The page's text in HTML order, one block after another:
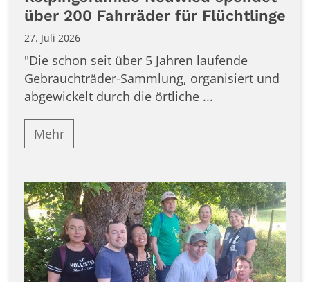
über 200 Fahrräder für Flüchtlinge
27. Juli 2026
"Die schon seit über 5 Jahren laufende
Gebrauchträder-Sammlung, organisiert und
abgewickelt durch die örtliche ...
Mehr